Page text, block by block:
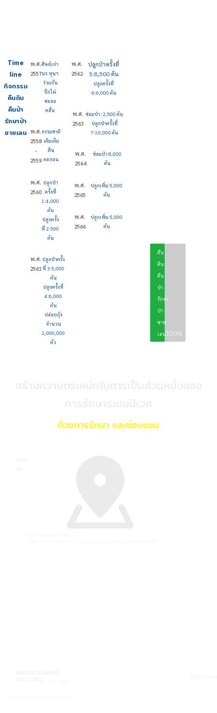
Time
line
กิจกรรม
คืนดิน
คืนป่า
รักษาป่า
ชายเลน
พ.ศ.
2557
ศิษย์เก่า
นร.ทุนฯ
ร่วมกัน
ปักไผ่
ชะลอ
คลื่น
พ.ศ.
2558
-
2559
ธรรมชาติ
เติมเต็ม
ดิน
ตะกอน
พ.ศ.
2560
ปลูกป่า
ครั้งที่
1:4,000
ต้น
ปลูกครั้ง
ที่ 2:500
ต้น
พ.ศ.
2561
ปลูกป่าครั้ง
ที่ 3:5,000
ต้น
ปลูกครั้งที่
4:6,000
ต้น
ปล่อยกุ้ง
จำนวน
2,000,000
ตัว
พ.ศ.
2562
ปลูกป่าครั้งที่
5:8,500 ต้น
ปลูกครั้งที่
6:6,000 ต้น
พ.ศ.
2563
ซ่อมป่า :2,500 ต้น
ปลูกป่าครั้งที่
7:10,000 ต้น
พ.ศ.
2564
ซ่อมป่า 8,000
ต้น
พ.ศ.
2565
ปลูกเพิ่ม 5,000
ต้น
พ.ศ.
2566
ปลูกเพิ่ม 5,000
ต้น
คืน
ดิน
คืน
ป่า
รักษา
ป่า
ชาย
เลน 100%
ด้วยการรักษา และซ่อมแซม